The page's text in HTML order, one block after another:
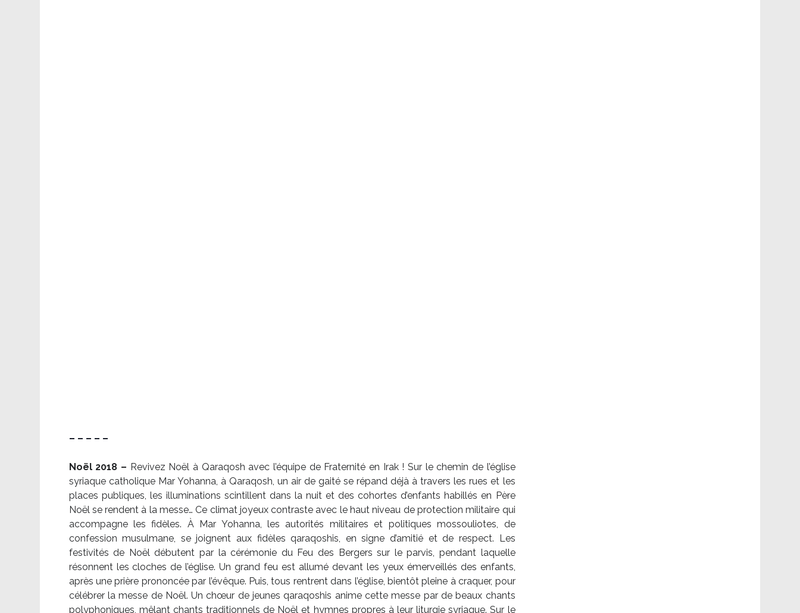
– – – – –
Noël 2018 – Revivez Noël à Qaraqosh avec l’équipe de Fraternité en Irak ! Sur le chemin de l’église
syriaque catholique Mar Yohanna, à Qaraqosh, un air de gaité se répand déjà à travers les rues et les
places publiques, les illuminations scintillent dans la nuit et des cohortes d’enfants habillés en Père
Noël se rendent à la messe… Ce climat joyeux contraste avec le haut niveau de protection militaire qui
accompagne les fidèles. À Mar Yohanna, les autorités militaires et politiques mossouliotes, de
confession musulmane, se joignent aux fidèles qaraqoshis, en signe d’amitié et de respect. Les
festivités de Noël débutent par la cérémonie du Feu des Bergers sur le parvis, pendant laquelle
résonnent les cloches de l’église. Un grand feu est allumé devant les yeux émerveillés des enfants,
après une prière prononcée par l’évêque. Puis, tous rentrent dans l’église, bientôt pleine à craquer, pour
célébrer la messe de Noël. Un chœur de jeunes qaraqoshis anime cette messe par de beaux chants
polyphoniques, mêlant chants traditionnels de Noël et hymnes propres à leur liturgie syriaque. Sur le